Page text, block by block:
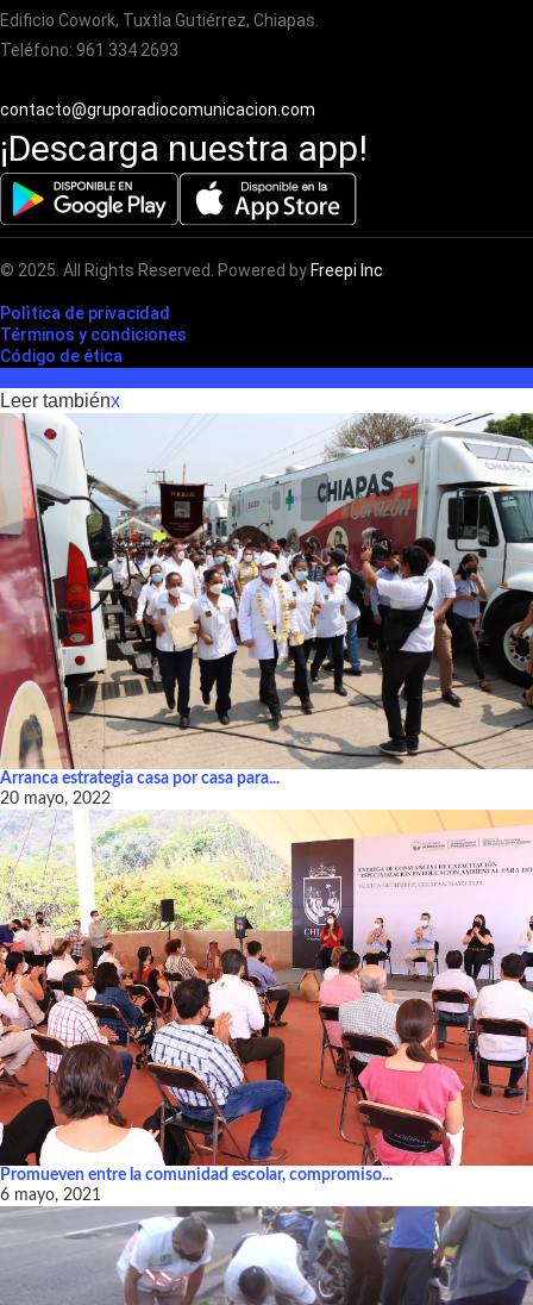
Edificio Cowork, Tuxtla Gutiérrez, Chiapas.
Teléfono: 961 334 2693
contacto@gruporadiocomunicacion.com
¡Descarga nuestra app!
© 2025. All Rights Reserved. Powered by Freepi Inc
Polìtica de privacidad
Términos y condiciones
Código de ética
Leer tambiénx
Arranca estrategia casa por casa para...
20 mayo, 2022
Promueven entre la comunidad escolar, compromiso...
6 mayo, 2021